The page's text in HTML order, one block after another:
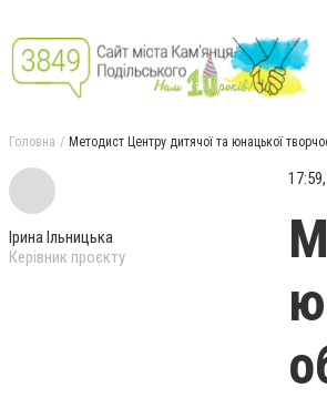
Головна Методист Центру дитячої та юнацької
Ірина Ільницька
Керівник проєкту